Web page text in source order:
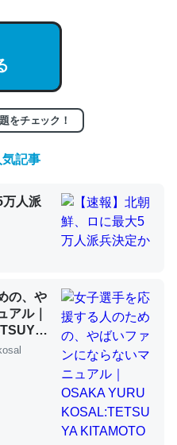
な良記事。/続編来た
entry/2023/03/27
（１） - conceptualization
の伏線」は回収されないけ
量。進化すればするほど分
。知らんかった。調べたら
の600分の1程度。
大問題＝「昆虫はなぜ海にいな
をチェック！
記事
万人派
の、や
アル｜